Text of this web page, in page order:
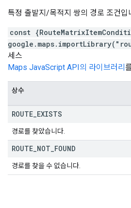
특정 출발지/목적지 쌍의 경로 조건입
const
세스
Maps JavaScript API의 라이브러리
상수
ROUTE EXISTS
경로를 찾았습니다.
ROUTE NOT FOUND
경로를 찾을 수 없습니다.